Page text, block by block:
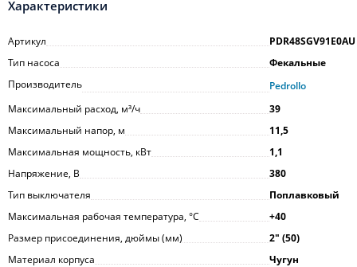
Характеристики
Артикул
PDR48SGV91E0AU
Тип насоса
Фекальные
Производитель
Pedrollo
Максимальный расход, м³/ч
39
Максимальный напор, м
11,5
Максимальная мощность, кВт
1,1
Напряжение, В
380
Тип выключателя
Поплавковый
Максимальная рабочая температура, °С
+40
Размер присоединения, дюймы (мм)
2ʺ (50)
Материал корпуса
Чугун